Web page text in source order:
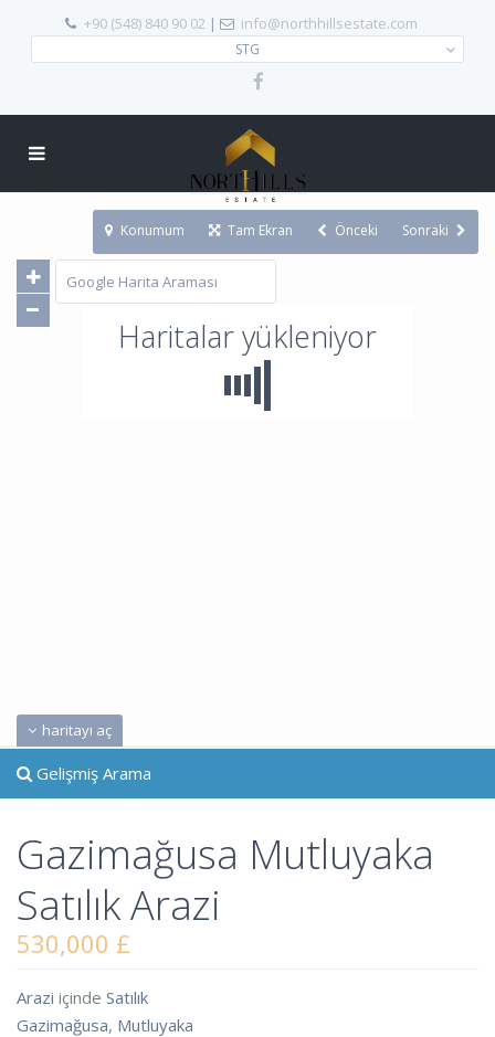
+90 (548) 840 90 02 | info@northhillsestate.com
STG
Haritalar yükleniyor
haritayı aç
Konumum Tam Ekran Önceki Sonraki
Gelişmiş Arama
Gazimağusa Mutluyaka
Satılık Arazi
530,000 £
Arazi içinde Satılık
Gazimağusa, Mutluyaka